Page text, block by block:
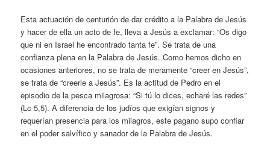
Esta actuación de centurión de dar crédito a la Palabra de Jesús
y hacer de ella un acto de fe, lleva a Jesús a exclamar: “Os digo
que ni en Israel he encontrado tanta fe”. Se trata de una
confianza plena en la Palabra de Jesús. Como hemos dicho en
ocasiones anteriores, no se trata de meramente “creer en Jesús”,
se trata de “creerle a Jesús”. Es la actitud de Pedro en el
episodio de la pesca milagrosa: “Si tú lo dices, echaré las redes”
(Lc 5,5). A diferencia de los judíos que exigían signos y
requerían presencia para los milagros, este pagano supo confiar
en el poder salvífico y sanador de la Palabra de Jesús.